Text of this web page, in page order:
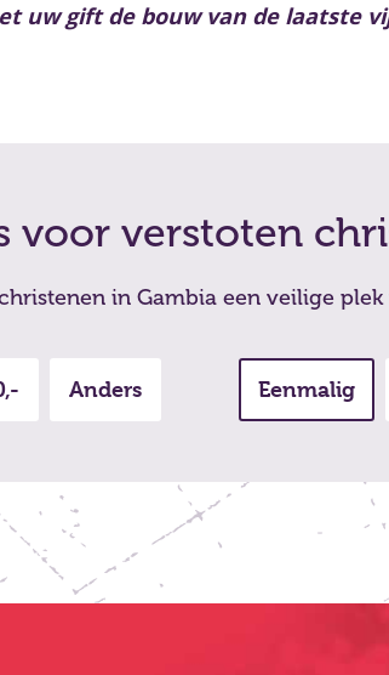
uw gift de bouw van de laatste
voor verstoten
in Gambia een veilige
Anders Eenmalig